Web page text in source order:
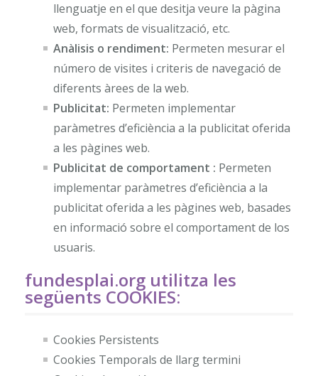
llenguatje en el que desitja veure la pàgina
web, formats de visualització, etc.
Anàlisis o rendiment: Permeten mesurar el
número de visites i criteris de navegació de
diferents àrees de la web.
Publicitat: Permeten implementar
paràmetres d’eficiència a la publicitat oferida
a les pàgines web.
Publicitat de comportament : Permeten
implementar paràmetres d’eficiència a la
publicitat oferida a les pàgines web, basades
en informació sobre el comportament de los
usuaris.
fundesplai.org utilitza les
següents COOKIES:
Cookies Persistents
Cookies Temporals de llarg termini